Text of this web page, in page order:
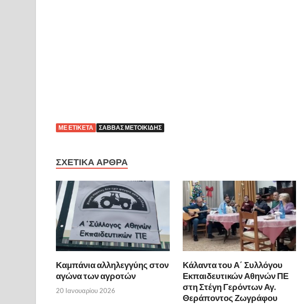
ΜΕ ΕΤΙΚΈΤΑ ΣΆΒΒΑΣ ΜΕΤΟΙΚΊΔΗΣ
ΣΧΕΤΙΚΆ ΆΡΘΡΑ
Καμπάνια αλληλεγγύης στον
αγώνα των αγροτών
20 Ιανουαρίου 2026
Κάλαντα του Α΄ Συλλόγου
Εκπαιδευτικών Αθηνών ΠΕ
στη Στέγη Γερόντων Αγ.
Θεράποντος Ζωγράφου